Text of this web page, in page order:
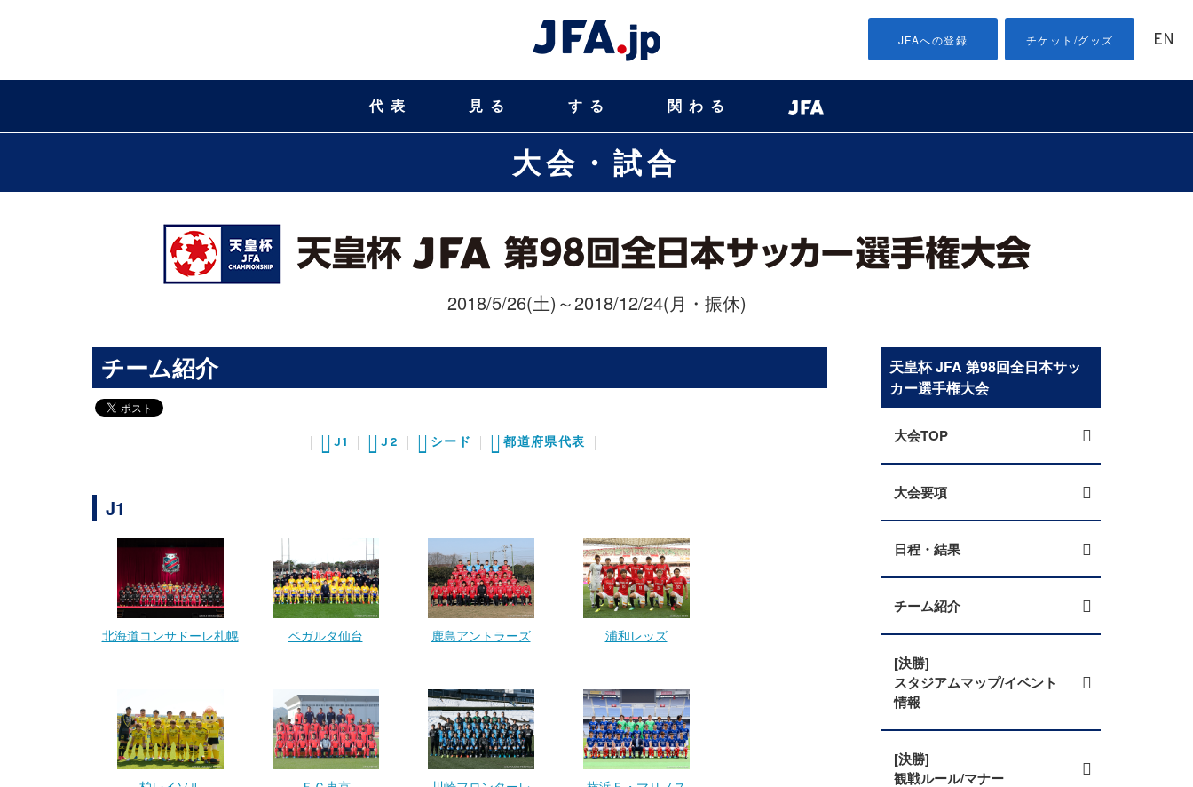
JFAへの登録 チケット/グッズ EN
代表 見る する 関わる
大会・試合
2018/5/26(土)～2018/12/24(月・振休)
チーム紹介
J1 J2 シード 都道府県代表
J1
北海道コンサドーレ札幌 ベガルタ仙台 鹿島アントラーズ 浦和レッズ
天皇杯 JFA 第98回全日本サッ
カー選手権大会
大会TOP
大会要項
日程・結果
チーム紹介
[決勝]
スタジアムマップ/イベント
情報
[決勝]
観戦ルール/マナー